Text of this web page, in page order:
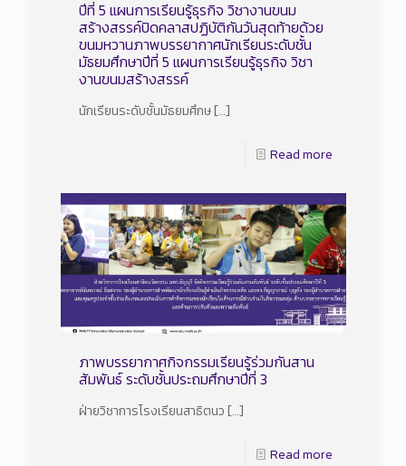
ปีที่ 5 แผนการเรียนรู้ธุรกิจ วิชางานขนม
สร้างสรรค์ปิดคลาสปฏิบัติกันวันสุดท้ายด้วย
ขนมหวานภาพบรรยากาศนักเรียนระดับชั้น
มัธยมศึกษาปีที่ 5 แผนการเรียนรู้ธุรกิจ วิชา
งานขนมสร้างสรรค์
นักเรียนระดับชั้นมัธยมศึกษ[…]
Read more
ภาพบรรยากาศกิจกรรมเรียนรู้ร่วมกันสาน
สัมพันธ์ ระดับชั้นประถมศึกษาปีที่ 3
ฝ่ายวิชาการโรงเรียนสาธิตนว[…]
Read more